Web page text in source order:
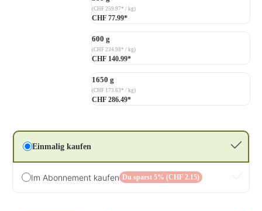
(CHF 259.97* / kg)
CHF 77.99*
600 g
(CHF 234.98* / kg)
CHF 140.99*
1650 g
(CHF 173.63* / kg)
CHF 286.49*
Einmalig kaufen
Im Abonnement kaufen Du sparst 5% (CHF 2.15)